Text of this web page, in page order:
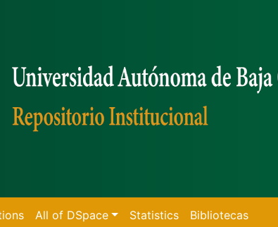
All of DSpace Statistics Bibliotecas